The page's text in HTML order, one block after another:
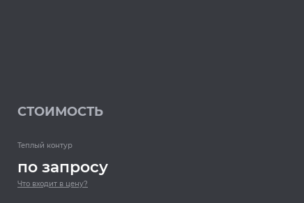
СТОИМОСТЬ
Теплый контур
по запросу
Что входит в цену?